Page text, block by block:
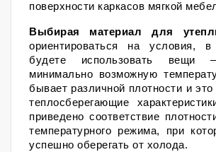
поверхности каркасов мягкой
Выбирая материал для
ориентироваться на условия,
будете использовать вещи
минимально возможную
бывает различной плотности и это
теплосберегающие
приведено соответствие
температурного режима, при
успешно оберегать от холода.